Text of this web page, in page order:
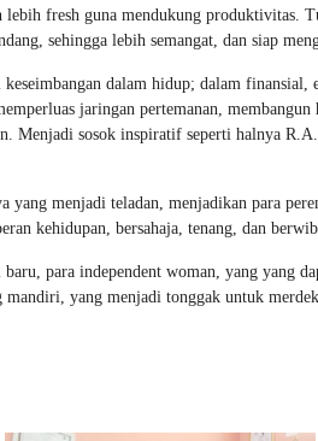
fresh guna mendukung produktivitas.
sehingga lebih semangat, dan siap
dalam hidup; dalam finansial,
jaringan pertemanan, membangun
Menjadi sosok inspiratif seperti halnya
menjadi teladan, menjadikan para
kehidupan, bersahaja, tenang, dan
para independent woman, yang yang
yang menjadi tonggak untuk